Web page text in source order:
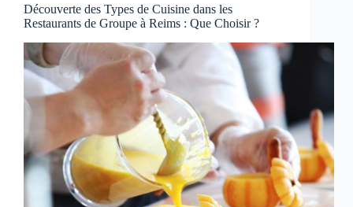
Découverte des Types de Cuisine dans les
Restaurants de Groupe à Reims : Que Choisir ?